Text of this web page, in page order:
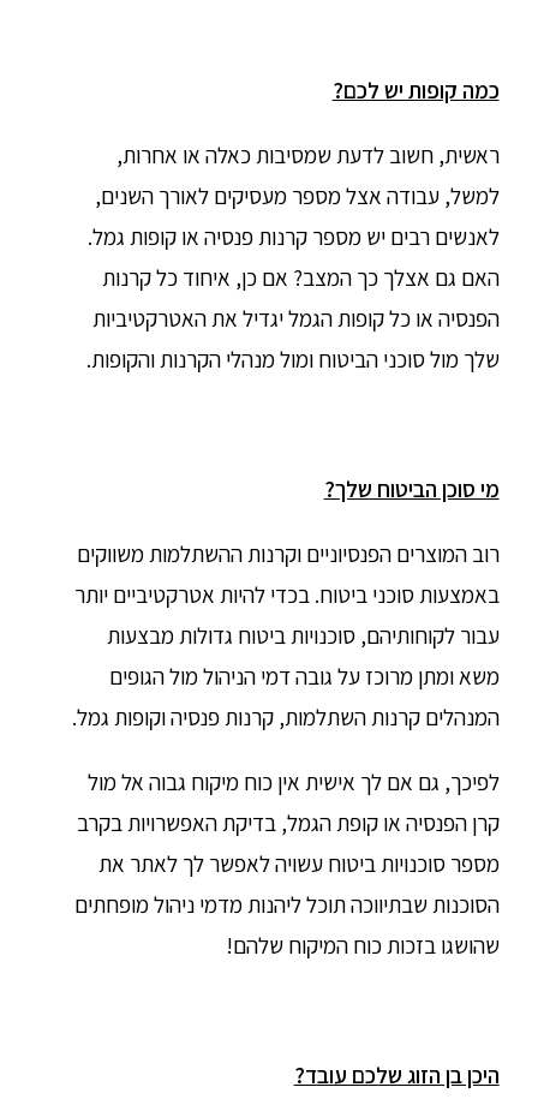
כמה קופות יש לכם?
ראשית, חשוב לדעת שמסיבות כאלה או אחרות,
למשל, עבודה אצל מספר מעסיקים לאורך השנים,
לאנשים רבים יש מספר קרנות פנסיה או קופות גמל.
האם גם אצלך כך המצב? אם כן, איחוד כל קרנות
הפנסיה או כל קופות הגמל יגדיל את האטרקטיביות
שלך מול סוכני הביטוח ומול מנהלי הקרנות והקופות.
מי סוכן הביטוח שלך?
רוב המוצרים הפנסיוניים וקרנות ההשתלמות משווקים
באמצעות סוכני ביטוח. בכדי להיות אטרקטיביים יותר
עבור לקוחותיהם, סוכנויות ביטוח גדולות מבצעות
משא ומתן מרוכז על גובה דמי הניהול מול הגופים
המנהלים קרנות השתלמות, קרנות פנסיה וקופות גמל.
לפיכך, גם אם לך אישית אין כוח מיקוח גבוה אל מול
קרן הפנסיה או קופת הגמל, בדיקת האפשרויות בקרב
מספר סוכנויות ביטוח עשויה לאפשר לך לאתר את
הסוכנות שבתיווכה תוכל ליהנות מדמי ניהול מופחתים
שהושגו בזכות כוח המיקוח שלהם!
היכן בן הזוג שלכם עובד?